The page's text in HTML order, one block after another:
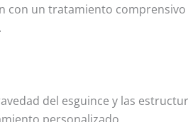
con un tratamiento
del esguince y las